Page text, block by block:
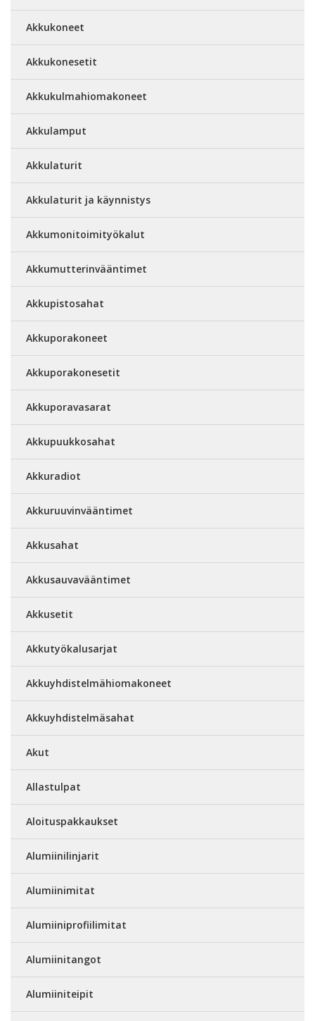
Akkukoneet
Akkukonesetit
Akkukulmahiomakoneet
Akkulamput
Akkulaturit
Akkulaturit ja käynnistys
Akkumonitoimityökalut
Akkumutterinvääntimet
Akkupistosahat
Akkuporakoneet
Akkuporakonesetit
Akkuporavasarat
Akkupuukkosahat
Akkuradiot
Akkuruuvinvääntimet
Akkusahat
Akkusauvavääntimet
Akkusetit
Akkutyökalusarjat
Akkuyhdistelmähiomakoneet
Akkuyhdistelmäsahat
Akut
Allastulpat
Aloituspakkaukset
Alumiinilinjarit
Alumiinimitat
Alumiiniprofiilimitat
Alumiinitangot
Alumiiniteipit